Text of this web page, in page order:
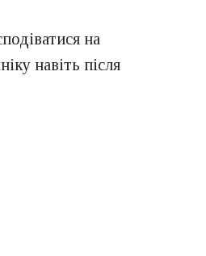
на
навіть після